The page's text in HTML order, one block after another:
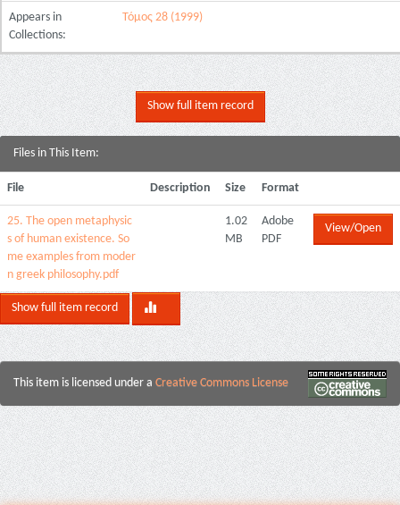
Appears in
Collections:
Τόμος 28 (1999)
Show full item record
Files in This Item:
File Description Size Format
25. The open metaphysic
s of human existence. So
me examples from moder
n greek philosophy.pdf
1.02
MB
Adobe
PDF
View/Open
Show full item record
This item is licensed under a Creative Commons License